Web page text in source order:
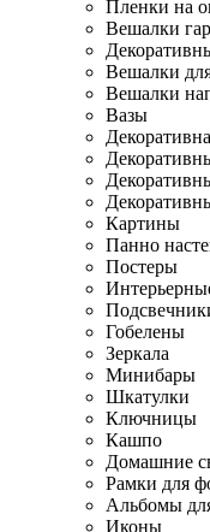
Пленки на
Вешалки
Вешалки
Вешалки
Вазы
Картины
Панно
Постеры
Гобелены
Зеркала
Минибары
Шкатулки
Ключницы
Кашпо
Домашние
Рамки для
Альбомы
Иконы